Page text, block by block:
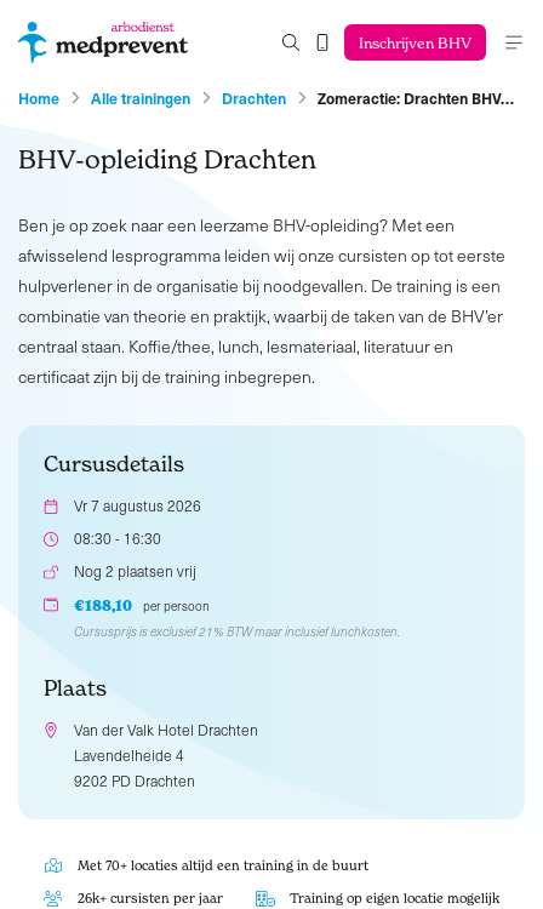
Inschrijven BHV
Home Alle trainingen Drachten Zomeractie: Drachten BHV…
BHV-opleiding Drachten
Ben je op zoek naar een leerzame BHV-opleiding? Met een
afwisselend lesprogramma leiden wij onze cursisten op tot eerste
hulpverlener in de organisatie bij noodgevallen. De training is een
combinatie van theorie en praktijk, waarbij de taken van de BHV’er
centraal staan. Koffie/thee, lunch, lesmateriaal, literatuur en
certificaat zijn bij de training inbegrepen.
Cursusdetails
Vr 7 augustus 2026
08:30 - 16:30
Nog 2 plaatsen vrij
€188,10
per persoon
Cursusprijs is exclusief 21% BTW maar inclusief lunchkosten.
Plaats
Van der Valk Hotel Drachten
Lavendelheide 4
9202 PD Drachten
Met 70+ locaties altijd een training in de buurt
26k+ cursisten per jaar Training op eigen locatie mogelijk